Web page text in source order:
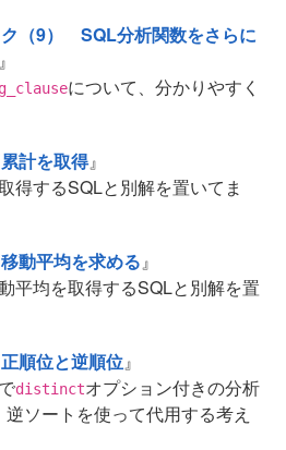
（9） SQL分析関数をさらに
』
について、分かりやすく
累計を取得』
得するSQLと別解を置いてま
移動平均を求める』
平均を取得するSQLと別解を置
正順位と逆順位』
distinctオプション付きの分析
ソートを使って代用する考え